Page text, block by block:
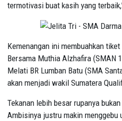
termotivasi buat kasih yang
Kemenangan ini membuahkan
Bersama Muthia Alzhafira (SMAN
Melati BR Lumban Batu (SMA
akan menjadi wakil Sumatera
Tekanan lebih besar rupanya
Ambisinya justru makin menggebu